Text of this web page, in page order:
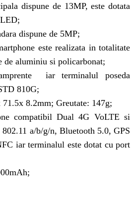
dispune de 13MP, este dotata
dispune de 5MP;
este realizata in totalitate
de aluminiu si policarbonat;
iar terminalul poseda
810G;
8.2mm; Greutate: 147g;
compatibil Dual 4G VoLTE si
a/b/g/n, Bluetooth 5.0, GPS
iar terminalul este dotat cu port